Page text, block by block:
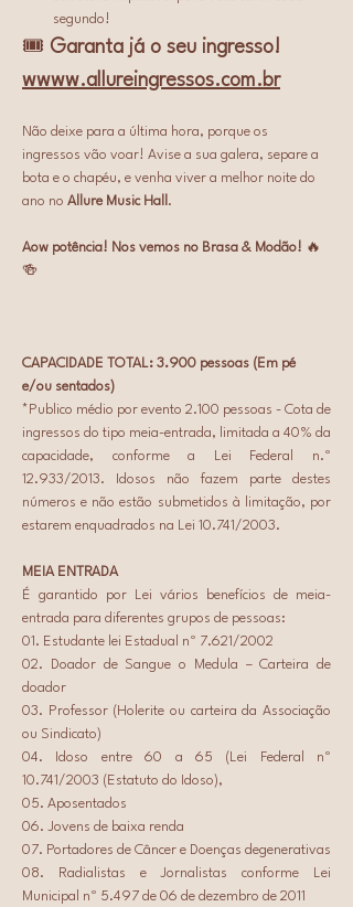
segundo!
🎟️ Garanta já o seu ingresso!
wwww.allureingressos.com.br
Não deixe para a última hora, porque os
ingressos vão voar! Avise a sua galera, separe a
bota e o chapéu, e venha viver a melhor noite do
ano no Allure Music Hall .
Aow potência! Nos vemos no Brasa & Modão! 🔥
🍻
CAPACIDADE TOTAL: 3.900 pessoas (Em pé
e/ou sentados)
*Publico médio por evento 2.100 pessoas - Cota de
ingressos do tipo meia-entrada, limitada a 40% da
capacidade, conforme a Lei Federal n.º
12.933/2013. Idosos não fazem parte destes
números e não estão submetidos à limitação, por
estarem enquadrados na Lei 10.741/2003.
MEIA ENTRADA
É garantido por Lei vários benefícios de meia-
entrada para diferentes grupos de pessoas:
01. Estudante lei Estadual nº 7.621/2002
02. Doador de Sangue o Medula – Carteira de
doador
03. Professor (Holerite ou carteira da Associação
ou Sindicato)
04. Idoso entre 60 a 65 (Lei Federal nº
10.741/2003 (Estatuto do Idoso),
05. Aposentados
06. Jovens de baixa renda
07. Portadores de Câncer e Doenças degenerativas
08. Radialistas e Jornalistas conforme Lei
Municipal nº 5.497 de 06 de dezembro de 2011